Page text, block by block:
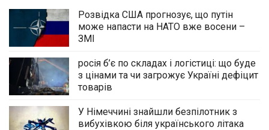
Розвідка США прогнозує, що путін
може напасти на НАТО вже восени –
ЗМІ
росія б’є по складах і логістиці: що буде
з цінами та чи загрожує Україні дефіцит
товарів
У Німеччині знайшли безпілотник з
вибухівкою біля українського літака